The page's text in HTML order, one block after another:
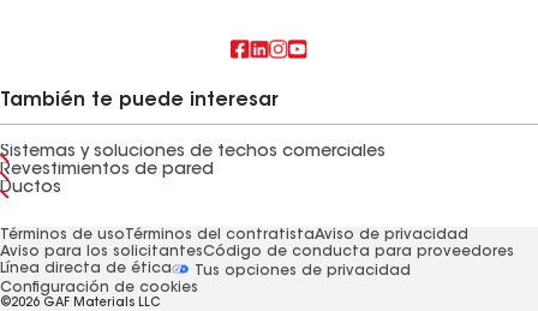
También te puede interesar
Sistemas y soluciones de techos comerciales
Revestimientos de pared
Ductos
Términos de usoTérminos del contratistaAviso de privacidad
Aviso para los solicitantesCódigo de conducta para proveedores
Línea directa de ética
Tus opciones de privacidad
Configuración de cookies
©2026 GAF Materials LLC